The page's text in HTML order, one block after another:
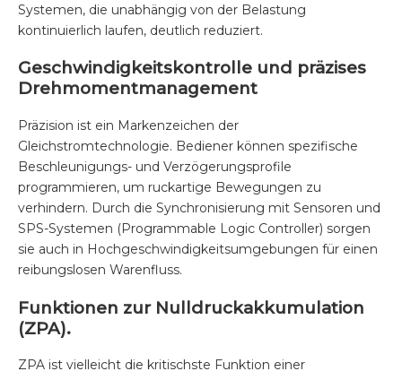
Systemen, die unabhängig von der Belastung
kontinuierlich laufen, deutlich reduziert.
Geschwindigkeitskontrolle und präzises
Drehmomentmanagement
Präzision ist ein Markenzeichen der
Gleichstromtechnologie. Bediener können spezifische
Beschleunigungs- und Verzögerungsprofile
programmieren, um ruckartige Bewegungen zu
verhindern. Durch die Synchronisierung mit Sensoren und
SPS-Systemen (Programmable Logic Controller) sorgen
sie auch in Hochgeschwindigkeitsumgebungen für einen
reibungslosen Warenfluss.
Funktionen zur Nulldruckakkumulation
(ZPA).
ZPA ist vielleicht die kritischste Funktion einer